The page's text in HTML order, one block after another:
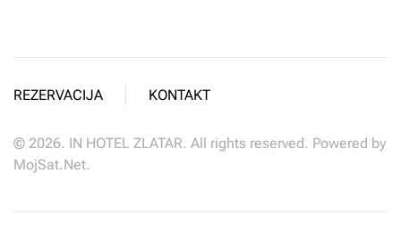
REZERVACIJA KONTAKT
© 2026. IN HOTEL ZLATAR. All rights reserved. Powered by
MojSat.Net.